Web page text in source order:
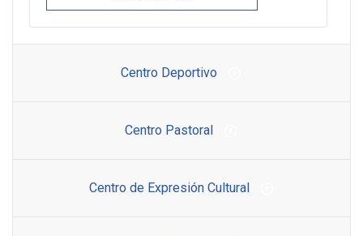
Centro Deportivo
Centro Pastoral
Centro de Expresión Cultural